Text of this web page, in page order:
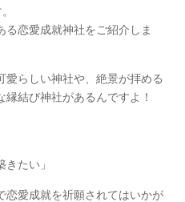
恋愛成就神社をご紹介しま
らしい神社や、絶景が拝める
結び神社があるんですよ！
たい」
恋愛成就を祈願されてはいかが